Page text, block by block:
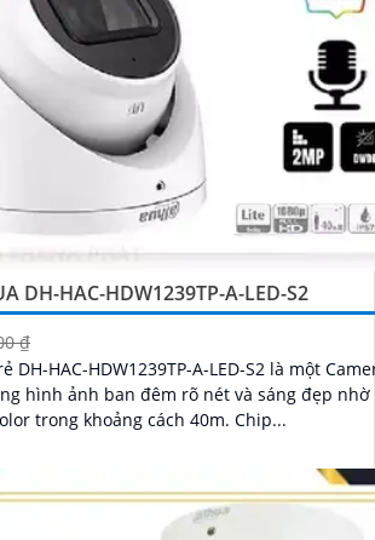
DH-HAC-HDW1239TP-A-LED-S2
₫
DH-HAC-HDW1239TP-A-LED-S2 là một
hình ảnh ban đêm rõ nét và sáng đẹp nhờ
chức năng Full Color trong khoảng cách 40m. Chip...